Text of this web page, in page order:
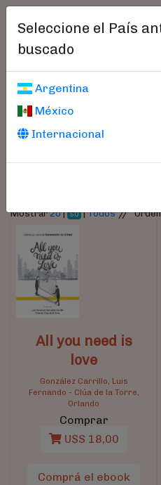
Seleccione el País
buscado
Argentina
México
Internacional
Libros
Parámetros
Mostrar20| 50 |Todos//
All you need is
love
González Carrillo, Luis
Fernando - Clúa de la Torre,
Orlando
Comprar
U$S 18,00
Comprá el ebook